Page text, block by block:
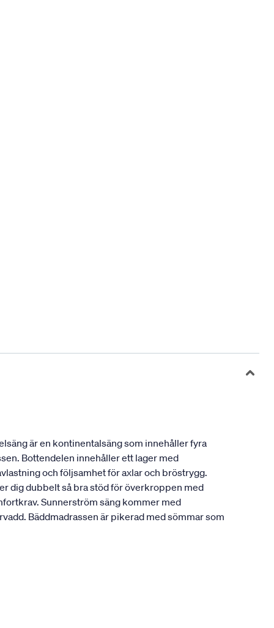
är en kontinentalsäng som innehåller fyra
Bottendelen innehåller ett lager med
och följsamhet för axlar och bröstrygg.
dig dubbelt så bra stöd för överkroppen med
Sunnerström säng kommer med
Bäddmadrassen är pikerad med sömmar som